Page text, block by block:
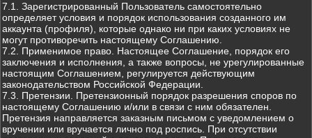
7.1. Зарегистрированный Пользователь самостоятельно
определяет условия и порядок использования созданного им
аккаунта (профиля), которые однако ни при каких условиях не
могут противоречить настоящему Соглашению.
7.2. Применимое право. Настоящее Соглашение, порядок его
заключения и исполнения, а также вопросы, не урегулированные
настоящим Соглашением, регулируется действующим
законодательством Российской Федерации.
7.3. Претензии. Претензионный порядок разрешения споров по
настоящему Соглашению и/или в связи с ним обязателен.
Претензия направляется заказным письмом с уведомлением о
вручении или вручается лично под роспись. При отсутствии